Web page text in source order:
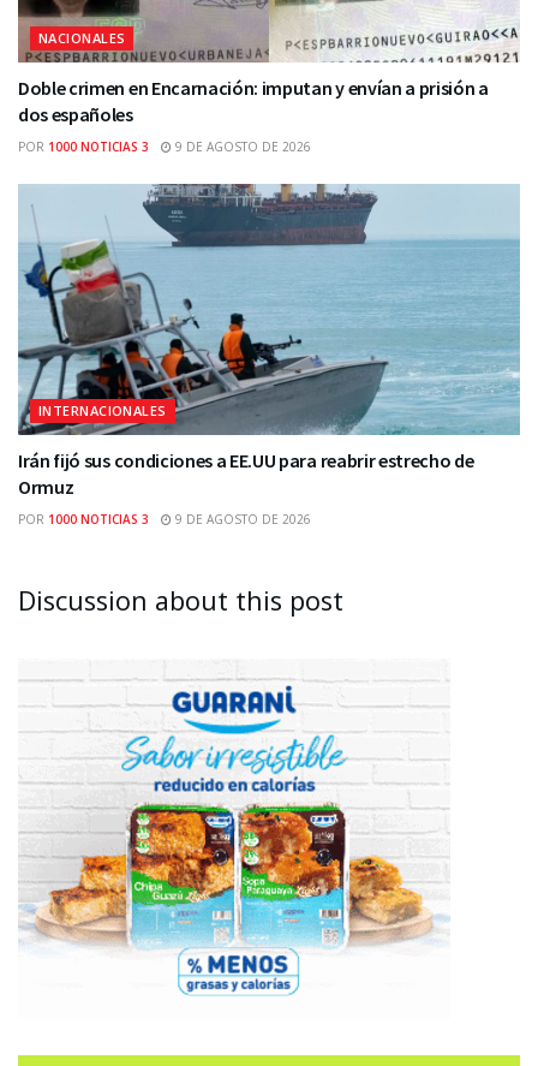
NACIONALES
Doble crimen en Encarnación: imputan y envían a prisión a
dos españoles
POR 1000 NOTICIAS 3 9 DE AGOSTO DE 2026
INTERNACIONALES
Irán fijó sus condiciones a EE.UU para reabrir estrecho de
Ormuz
POR 1000 NOTICIAS 3 9 DE AGOSTO DE 2026
Discussion about this post